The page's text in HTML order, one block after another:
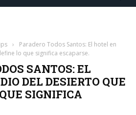
›
Paradero Todos Santos: El hotel en
lo que significa escaparse.
SANTOS: EL
DEL DESIERTO QUE
SIGNIFICA